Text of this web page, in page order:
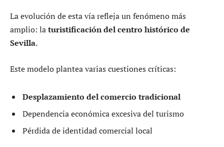
La evolución de esta vía refleja un fenómeno más
amplio: laturistificación del centro histórico de
Sevilla.
Este modelo plantea varias cuestiones críticas:
Desplazamiento del comercio tradicional
Dependencia económica excesiva del turismo
Pérdida de identidad comercial local